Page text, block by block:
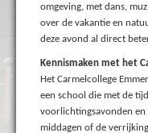
omgeving, met dans,
over de vakantie en
deze avond al direct
Kennismaken met het
Het Carmelcollege
een school die met de
voorlichtingsavonden en
middagen of de